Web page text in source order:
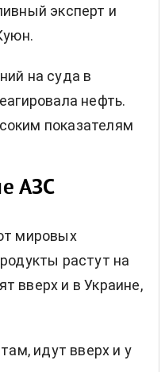
эксперт и
на суда в
нефть.
показателям
АЗС
мировых
растут на
вверх и в Украине,
идут вверх и у